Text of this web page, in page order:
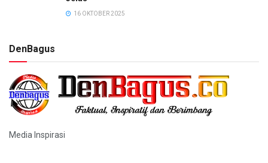
16 OKTOBER 2025
DenBagus
Media Inspirasi